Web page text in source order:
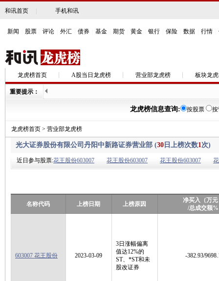
和讯首页 手机和讯
新闻 股票 评论 外汇 债券 基金 期货 黄金 银行 保险 数据 行情
龙虎榜首页 A股当日龙虎榜 营业部龙虎榜 板块龙
重要提示：
龙虎榜信息查询: 按股票
龙虎榜首页 > 营业部龙虎榜
光大证券股份有限公司丹阳中新路证券营业部 (30 日上榜次数1次)
近日参与股票:花王股份603007 花王股份603007 花王股份603007
名称代码 上榜日期 上榜原因
净买入（万
/总成交额%
603007 花王股份 2023-03-09
3日涨幅偏离
值达12%的
ST、*ST和未
股改证券
-382.93/